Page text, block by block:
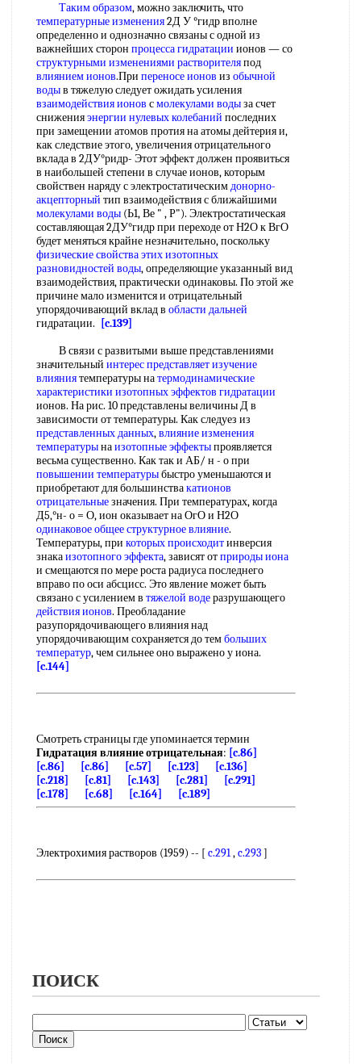
Таким образом, можно заключить, что
температурные изменения2Д У °гидр вполне
определенно и однозначно связаны с одной из
важнейших сторон процесса гидратации ионов — со
структурными изменениями растворителяпод
влиянием ионов.При переносе ионов из обычной
водыв тяжелую следует ожидать усиления
взаимодействия ионов смолекулами водыза счет
сниженияэнергии нулевых колебаний последних
при замещении атомов протия на атомы дейтерия и,
как следствие этого, увеличения отрицательного
вклада в 2ДУ°ридр- Этот эффект должен проявиться
в наибольшей степени в случае ионов, которым
свойствен наряду с электростатическимдонорно-
акцепторный тип взаимодействия с ближайшими
молекулами воды (Ь1, Ве " , Р"). Электростатическая
составляющая 2ДУ°гидр при переходе от Н2О к ВгО
будет меняться крайне незначительно, поскольку
физические свойства этихизотопных
разновидностей воды, определяющие указанный вид
взаимодействия, практически одинаковы. По этой же
причине мало изменится и отрицательный
упорядочивающий вклад в области дальней
гидратации.
[c.139]
В связи с развитыми выше представлениями
значительный интерес представляетизучение
влияниятемпературы натермодинамические
характеристики изотопных эффектов гидратации
ионов. На рис. 10 представлены величины Д в
зависимости от температуры. Как следуез из
представленных данных,влияние изменения
температурынаизотопные эффектыпроявляется
весьма существенно. Как так и АБ/ н - о при
повышении температурыбыстро уменьшаются и
приобретают для большинствакатионов
отрицательныезначения. При температурах, когда
Д5,°н- о = О, ион оказывает на ОгО и Н2О
одинаковое общееструктурное влияние.
Температуры, при которых происходитинверсия
знакаизотопного эффекта, зависят отприроды иона
и смещаются по мере роста радиуса последнего
вправо по оси абсцисс. Это явление может быть
связано с усилением в тяжелой водеразрушающего
действия ионов. Преобладание
разупорядочивающего влияния над
упорядочивающим сохраняется до тембольших
температур, чем сильнее оно выражено у иона.
[c.144]
Смотреть страницы где упоминается термин
Гидратация влияние отрицательная: [c.86]
[c.86]
[c.86] [c.57] [c.123]
[c.136]
[c.218]
[c.81] [c.143] [c.281]
[c.291]
[c.178]
[c.68] [c.164] [c.189]
Электрохимия растворов (1959) -- [ c.291,c.293]
ПОИСК